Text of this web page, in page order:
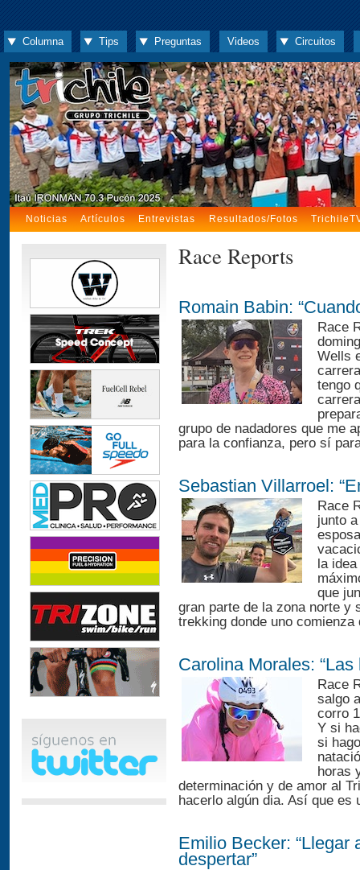
Columna Tips Preguntas Videos Circuitos
Noticias Artículos Entrevistas Resultados/Fotos
Race Reports
Romain Babin:
Race
Wells
tengo
grupo de nadadores que me
para la confianza, pero sí
Sebastian Villarroel:
Race
junto
la
que
gran parte de la zona norte y
trekking donde uno
Carolina Morales:
Race
salgo
corro
Y si
si
horas
determinación y de amor al
hacerlo algún dia. Así que es
Emilio Becker: “Llegar
despertar”